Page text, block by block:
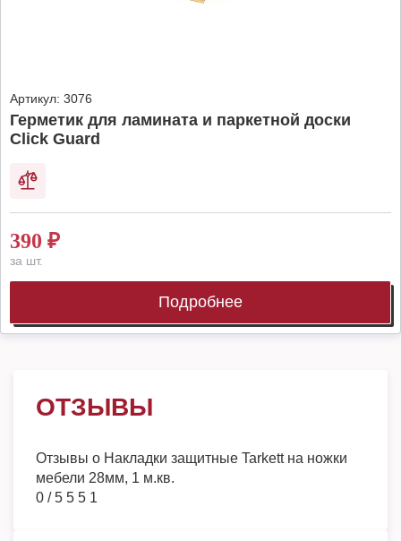
Артикул: 3076
Герметик для ламината и паркетной доски
Click Guard
390 ₽
за шт.
Подробнее
ОТЗЫВЫ
Отзывы о Накладки защитные Tarkett на ножки
мебели 28мм, 1 м.кв.
0 /5 5 5 1